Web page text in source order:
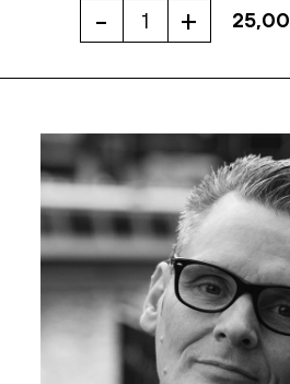
BODIES
cantidad
- + 25,00